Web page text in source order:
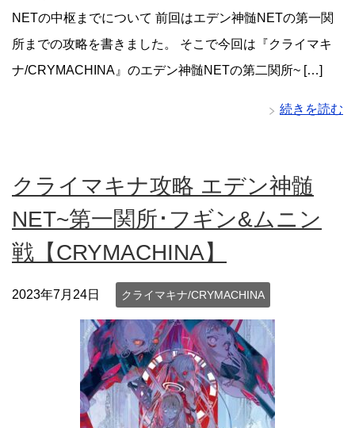
NETの中枢までについて 前回はエデン神髄NETの第一関
所までの攻略を書きました。 そこで今回は『クライマキ
ナ/CRYMACHINA』のエデン神髄NETの第二関所~ […]
続きを読む
クライマキナ攻略 エデン神髄
NET~第一関所･フギン&ムニン
戦【CRYMACHINA】
2023年7月24日 クライマキナ/CRYMACHINA